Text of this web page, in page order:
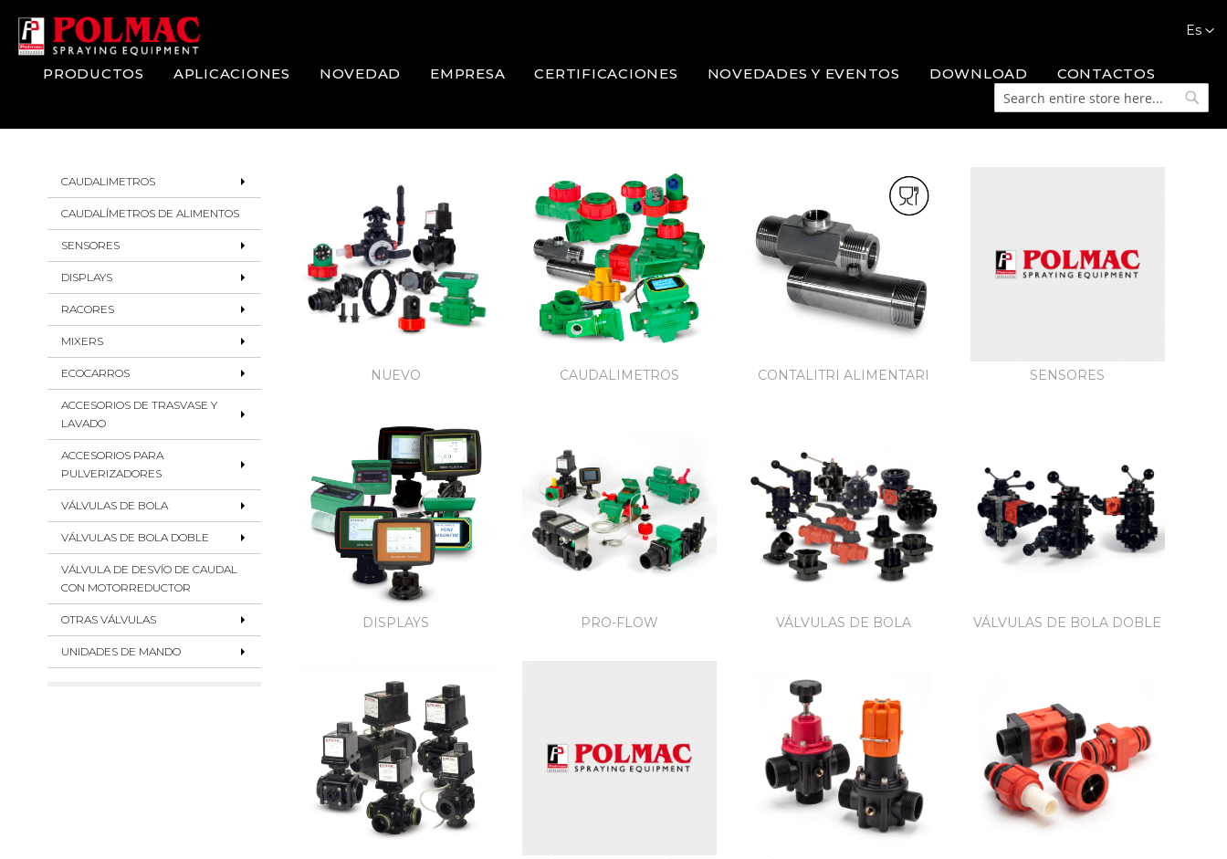
Skip
to
Content
Es
PRODUCTOS APLICACIONES NOVEDAD EMPRESA CERTIFICACIONES NOVEDADES Y EVENTOS DOWNLOAD CONTACTOS
Search
Catalogo
Prodotti
NUEVO CAUDALIMETROS CONTALITRI ALIMENTARI SENSORES
DISPLAYS PRO-FLOW VÁLVULAS DE BOLA VÁLVULAS DE BOLA DOBLE
CAUDALIMETROS
CAUDALÍMETROS DE ALIMENTOS
SENSORES
DISPLAYS
RACORES
MIXERS
ECOCARROS
ACCESORIOS DE TRASVASE Y
LAVADO
ACCESORIOS PARA
PULVERIZADORES
VÁLVULAS DE BOLA
VÁLVULAS DE BOLA DOBLE
VÁLVULA DE DESVÍO DE CAUDAL
CON MOTORREDUCTOR
OTRAS VÁLVULAS
UNIDADES DE MANDO